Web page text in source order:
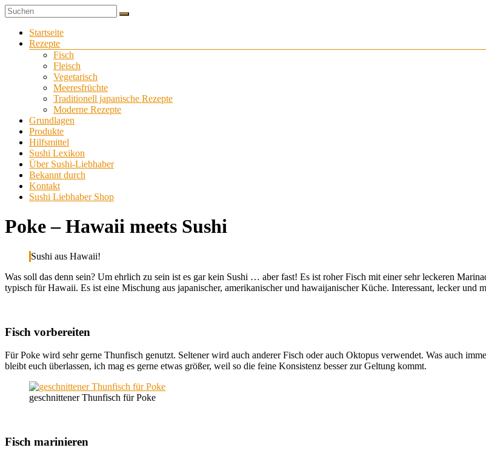
Zum
Inhalt
springen
Sushi-
Liebhaber
Sushi
selber
Menü
Startseite
Rezepte
Fisch
Fleisch
Vegetarisch
Meeresfrüchte
Traditionell japanische Rezepte
Moderne Rezepte
Grundlagen
Produkte
Hilfsmittel
Sushi Lexikon
Über Sushi-Liebhaber
Bekannt durch
Kontakt
Sushi Liebhaber Shop
Poke – Hawaii meets Sushi
Sushi aus Hawaii!
Was soll das denn sein? Um ehrlich zu sein ist es gar kein Sushi … aber fast! Es ist roher Fisch mit einer sehr leckeren
typisch für Hawaii. Es ist eine Mischung aus japanischer, amerikanischer und hawaijanischer Küche. Interessant, lecker und
Fisch vorbereiten
Für Poke wird sehr gerne Thunfisch genutzt. Seltener wird auch anderer Fisch oder auch Oktopus verwendet. Was auch
bleibt euch überlassen, ich mag es gerne etwas größer, weil so die feine Konsistenz besser zur Geltung kommt.
geschnittener Thunfisch für Poke
Fisch marinieren